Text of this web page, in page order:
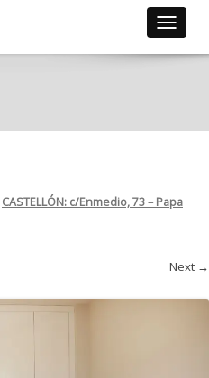
Toggle
CASTELLÓN: c/Enmedio, 73 – Papa
Next →